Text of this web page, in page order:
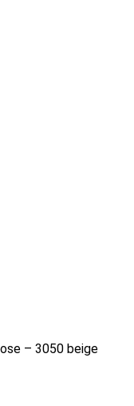
– 3050 beige